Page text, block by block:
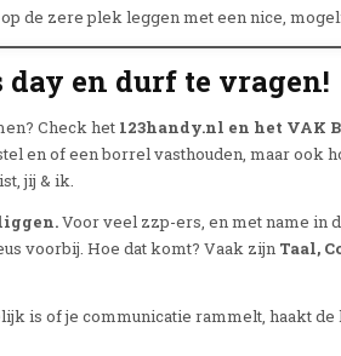
de zere plek leggen met een nice,
en durf te vragen!
Check het 123handy.nl en het VAK
en of een borrel vasthouden, maar ook
jij & ik.
Voor veel zzp-ers, en met name in
voorbij. Hoe dat komt? Vaak zijn Taal,
is of je communicatie rammelt, haakt